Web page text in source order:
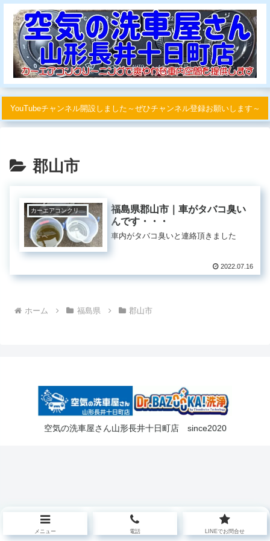
YouTubeチャンネル開設しました～ぜひチャンネル登録お願いします～
郡山市
カーエアコンクリーニング
福島県郡山市｜車がタバコ臭い
んです・・・
車内がタバコ臭いと連絡頂きました
2022.07.16
ホーム 福島県 郡山市
空気の洗車屋さん山形長井十日町店 since2020
メニュー 電話 LINEでお問合せ